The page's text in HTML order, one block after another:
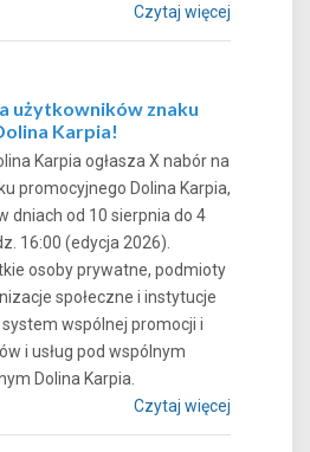
Czytaj więcej
użytkowników znaku
Karpia!
Karpia ogłasza X nabór na
promocyjnego Dolina Karpia,
dniach od 10 sierpnia do 4
16:00 (edycja 2026).
osoby prywatne, podmioty
społeczne i instytucje
system wspólnej promocji i
i usług pod wspólnym
Dolina Karpia.
Czytaj więcej